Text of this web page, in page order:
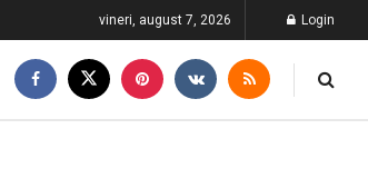
vineri, august 7, 2026 Login